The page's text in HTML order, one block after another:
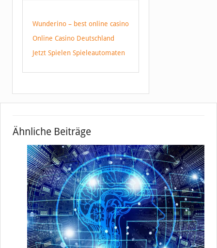
Wunderino – best online casino
Online Casino Deutschland
Jetzt Spielen Spieleautomaten
Ähnliche Beiträge